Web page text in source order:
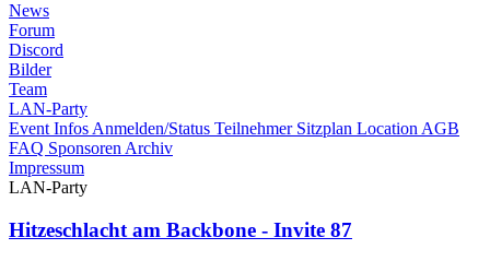
News
Forum
Discord
Bilder
Team
LAN-Party
Event Infos Anmelden/Status Teilnehmer Sitzplan Location AGB
FAQ Sponsoren Archiv
Impressum
LAN-Party
Hitzeschlacht am Backbone - Invite 87